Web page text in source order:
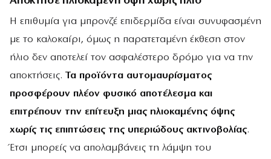
Η επιθυμία για μπρονζέ επιδερμίδα είναι συνυφασμένη
με το καλοκαίρι, όμως η παρατεταμένη έκθεση στον
ήλιο δεν αποτελεί τον ασφαλέστερο δρόμο για να την
αποκτήσεις. Τα προϊόντα αυτομαυρίσματος
προσφέρουν πλέον φυσικό αποτέλεσμα και
επιτρέπουν την επίτευξη μιας ηλιοκαμένης όψης
χωρίς τις επιπτώσεις της υπεριώδους ακτινοβολίας.
Έτσι μπορείς να απολαμβάνεις τη λάμψη του